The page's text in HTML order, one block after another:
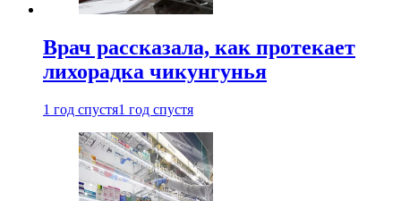
Врач рассказала, как протекает
лихорадка чикунгунья
1 год спустя1 год спустя